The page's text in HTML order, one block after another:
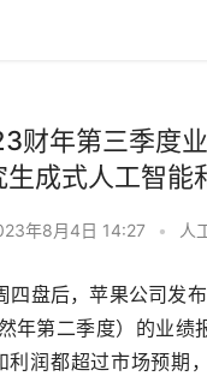
财年第三季度
成式人工智能
年8月4日 14:27 • 人
四盘后，苹果公司发
年第二季度）的业绩
利润都超过市场预期